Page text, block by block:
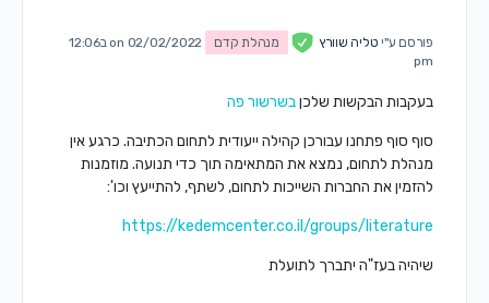
פורסם ע"י טליה שוורץ מנהלת קדם
on 02/02/2022 ב12:06
pm
בעקבות הבקשות שלכןבשרשור פה
סוף סוף פתחנו עבורכן קהילה ייעודית לתחום הכתיבה. כרגע אין
מנהלת לתחום, נמצא את המתאימה תוך כדי תנועה. מוזמנות
להזמין את החברות השייכות לתחום, לשתף, להתייעץ וכו':
https://kedemcenter.co.il/groups/literature
שיהיה בעז"ה יתברך לתועלת